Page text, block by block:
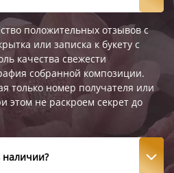
положительных отзывов с
или записка к букету с
качества свежести
собранной композиции.
только номер получателя или
этом не раскроем секрет до
наличии?